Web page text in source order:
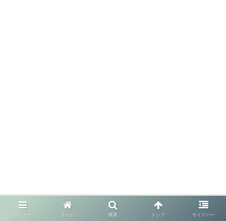
メニュー ホーム 検索 トップ サイドバー